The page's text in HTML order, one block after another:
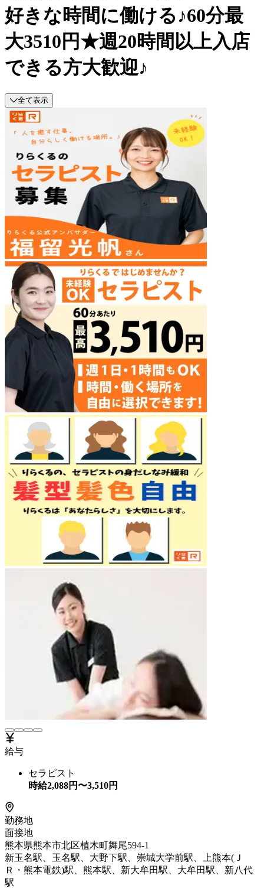
好きな時間に働ける♪60分最
大3510円★週20時間以上入店
できる方大歓迎♪
全て表示
給与
セラピスト
時給2,088円〜3,510円
勤務地
面接地
熊本県熊本市北区植木町舞尾594-1
新玉名駅、玉名駅、大野下駅、崇城大学前駅、上熊本(Ｊ
Ｒ・熊本電鉄)駅、熊本駅、新大牟田駅、大牟田駅、新八代
駅